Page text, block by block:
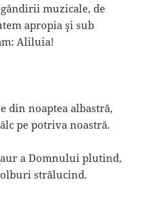
muzicale, de
apropia şi sub
Aliluia!
din noaptea albastră,
pe potriva noastră.
a Domnului plutind,
strălucind.